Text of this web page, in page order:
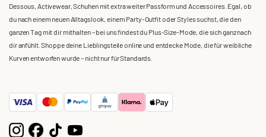
Dessous, Activewear, Schuhen mit extra weiter Passform und Accessoires. Egal, ob
du nach einem neuen Alltagslook, einem Party-Outfit oder Styles suchst, die den
ganzen Tag mit dir mithalten – bei uns findest du Plus-Size-Mode, die sich ganz nach
dir anfühlt. Shoppe deine Lieblingsteile online und entdecke Mode, die für weibliche
Kurven entworfen wurde – nicht nur für Standards.